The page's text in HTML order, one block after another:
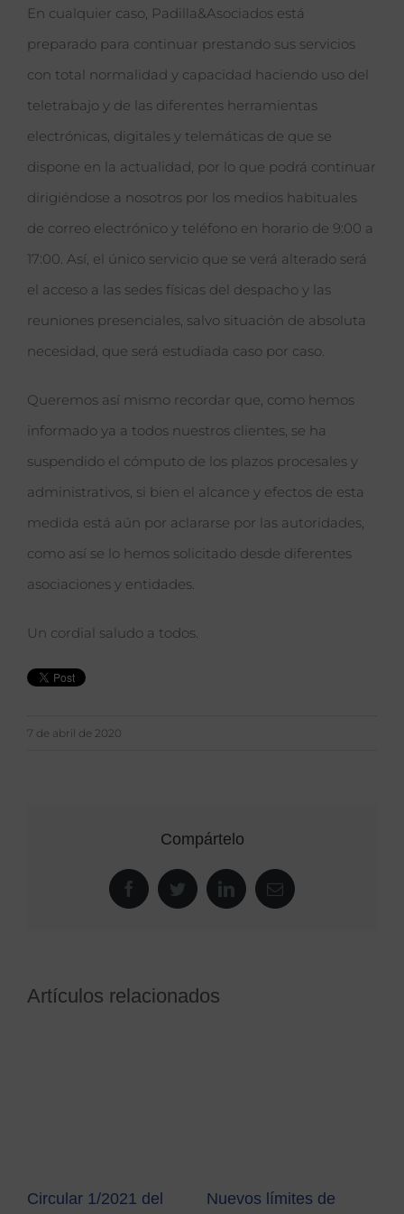
En cualquier caso, Padilla&Asociados está
preparado para continuar prestando sus servicios
con total normalidad y capacidad haciendo uso del
teletrabajo y de las diferentes herramientas
electrónicas, digitales y telemáticas de que se
dispone en la actualidad, por lo que podrá continuar
dirigiéndose a nosotros por los medios habituales
de correo electrónico y teléfono en horario de 9:00 a
17:00. Así, el único servicio que se verá alterado será
el acceso a las sedes físicas del despacho y las
reuniones presenciales, salvo situación de absoluta
necesidad, que será estudiada caso por caso.
Queremos así mismo recordar que, como hemos
informado ya a todos nuestros clientes, se ha
suspendido el cómputo de los plazos procesales y
administrativos, si bien el alcance y efectos de esta
medida está aún por aclararse por las autoridades,
como así se lo hemos solicitado desde diferentes
asociaciones y entidades.
Un cordial saludo a todos.
7 de abril de 2020
Compártelo
FacebookTwitterLinkedInCorreo
electrónico
Artículos relacionados
Circular 1/2021 del Nuevos límites de